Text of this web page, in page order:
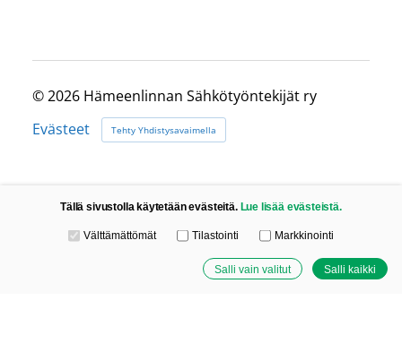
©2026 Hämeenlinnan Sähkötyöntekijät ry
Evästeet
Tehty Yhdistysavaimella
Tällä sivustolla käytetään evästeitä. Lue lisää evästeistä.
Valitse käytettävät evästeet
Välttämättömät Tilastointi Markkinointi
Salli vain valitut Salli kaikki